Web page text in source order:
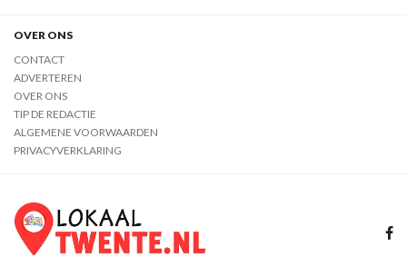
OVER ONS
CONTACT
ADVERTEREN
OVER ONS
TIP DE REDACTIE
ALGEMENE VOORWAARDEN
PRIVACYVERKLARING